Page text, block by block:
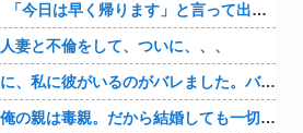
【4/4】「今日は早く帰ります」と言って出て行く妻が、何ヶ月ぶりだろう、見送る私に振り返って手を振っている。罪のなせる気持ちの表れなのか。今日の午後調査員から連絡が入る…
妻と不倫をして、ついに、、、
先週夫に、私に彼がいるのがバレました。バレ覚悟での朝帰りでしたが・・・ 私は意志を持って彼に抱かれました。その時にはもう結婚生活を終わりにする覚悟が出来ていました。
彼氏「俺の親は毒親。だから結婚しても一切関わらなくていい」私「うん」彼氏「そのかわり俺もお前の親と一切関わらない。結婚の挨拶にも行かない」私「えっ」